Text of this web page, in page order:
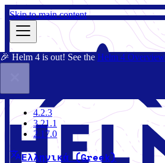
Skip to main content
🎉 Helm 4 is out! See the Helm 4 Overview
4.2.3
4.2.3
3.21.1
2.17.0
Ελληνικά (Greek)